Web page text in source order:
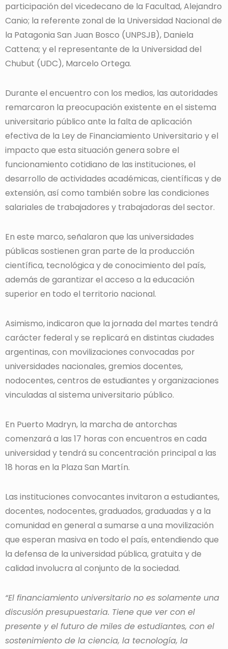
participación del vicedecano de la Facultad, Alejandro
Canio; la referente zonal de la Universidad Nacional de
la Patagonia San Juan Bosco (UNPSJB), Daniela
Cattena; y el representante de la Universidad del
Chubut (UDC), Marcelo Ortega.
Durante el encuentro con los medios, las autoridades
remarcaron la preocupación existente en el sistema
universitario público ante la falta de aplicación
efectiva de la Ley de Financiamiento Universitario y el
impacto que esta situación genera sobre el
funcionamiento cotidiano de las instituciones, el
desarrollo de actividades académicas, científicas y de
extensión, así como también sobre las condiciones
salariales de trabajadores y trabajadoras del sector.
En este marco, señalaron que las universidades
públicas sostienen gran parte de la producción
científica, tecnológica y de conocimiento del país,
además de garantizar el acceso a la educación
superior en todo el territorio nacional.
Asimismo, indicaron que la jornada del martes tendrá
carácter federal y se replicará en distintas ciudades
argentinas, con movilizaciones convocadas por
universidades nacionales, gremios docentes,
nodocentes, centros de estudiantes y organizaciones
vinculadas al sistema universitario público.
En Puerto Madryn, la marcha de antorchas
comenzará a las 17 horas con encuentros en cada
universidad y tendrá su concentración principal a las
18 horas en la Plaza San Martín.
Las instituciones convocantes invitaron a estudiantes,
docentes, nodocentes, graduados, graduadas y a la
comunidad en general a sumarse a una movilización
que esperan masiva en todo el país, entendiendo que
la defensa de la universidad pública, gratuita y de
calidad involucra al conjunto de la sociedad.
“El financiamiento universitario no es solamente una
discusión presupuestaria. Tiene que ver con el
presente y el futuro de miles de estudiantes, con el
sostenimiento de la ciencia, la tecnología, la